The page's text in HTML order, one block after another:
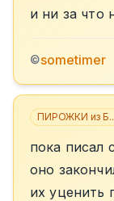
и ни за что
©sometimer
ПИРОЖКИ из
пока писал
оно
их уценить